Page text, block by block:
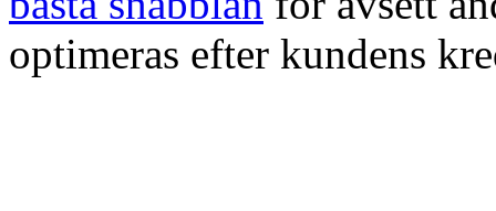
optimeras efter kundens